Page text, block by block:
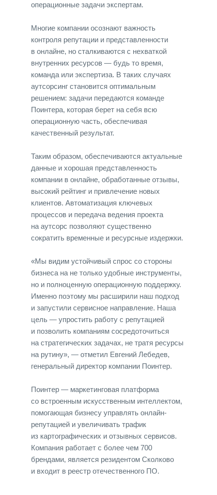
операционные задачи экспертам.
Многие компании осознают важность
контроля репутации и представленности
в онлайне, но сталкиваются с нехваткой
внутренних ресурсов — будь то время,
команда или экспертиза. В таких случаях
аутсорсинг становится оптимальным
решением: задачи передаются команде
Поинтера, которая берет на себя всю
операционную часть, обеспечивая
качественный результат.
Таким образом, обеспечиваются актуальные
данные и хорошая представленность
компании в онлайне, обработанные отзывы,
высокий рейтинг и привлечение новых
клиентов. Автоматизация ключевых
процессов и передача ведения проекта
на аутсорс позволяют существенно
сократить временные и ресурсные издержки.
«Мы видим устойчивый спрос со стороны
бизнеса на не только удобные инструменты,
но и полноценную операционную поддержку.
Именно поэтому мы расширили наш подход
и запустили сервисное направление. Наша
цель — упростить работу с репутацией
и позволить компаниям сосредоточиться
на стратегических задачах, не тратя ресурсы
на рутину», — отметил Евгений Лебедев,
генеральный директор компании Поинтер.
Поинтер — маркетинговая платформа
со встроенным искусственным интеллектом,
помогающая бизнесу управлять онлайн-
репутацией и увеличивать трафик
из картографических и отзывных сервисов.
Компания работает с более чем 700
брендами, является резидентом Сколково
и входит в реестр отечественного ПО.